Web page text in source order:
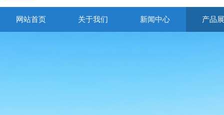
网站首页 关于我们 新闻中心 产品